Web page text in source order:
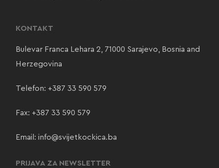
KONTAKT
Bulevar Franca Lehara 2, 71000 Sarajevo, Bosnia and
Herzegovina
Telefon: +387 33 590 579
Fax: +387 33 590 579
Email: info@svijetkockica.ba
PRIJAVA ZA NEWSLETTER